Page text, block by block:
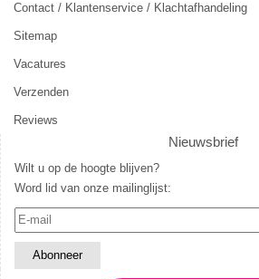
Contact / Klantenservice / Klachtafhandeling
Sitemap
Vacatures
Verzenden
Reviews
Nieuwsbrief
Wilt u op de hoogte blijven?
Word lid van onze mailinglijst: